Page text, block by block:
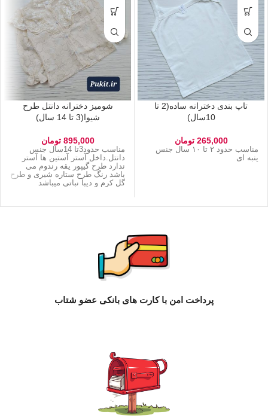
تاپ بندی دخترانه ساده(2 تا
10سال)
265,000 تومان
مناسب حدود ۲ تا ۱۰ سال جنس
پنبه ای
شومیز دخترانه دانتل طرح
شیوا(3 تا 14 سال)
895,000 تومان
مناسب حدود3تا 14سال جنس
دانتل.داخل آستر آستین ها آستر
ندارد طرح گیپور یقه رندوم می
باشد رنگ طرح ستاره شیری و طرح
گل کرم و دیبا نباتی میباشد
پرداخت امن با کارت های بانکی عضو شتاب